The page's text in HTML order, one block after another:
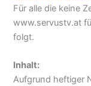
Für alle die keine
www.servustv.at
folgt.
Inhalt:
Aufgrund heftiger